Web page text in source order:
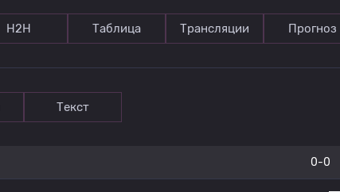
Н2Н Таблица Трансляции Прогноз
Текст
0-0